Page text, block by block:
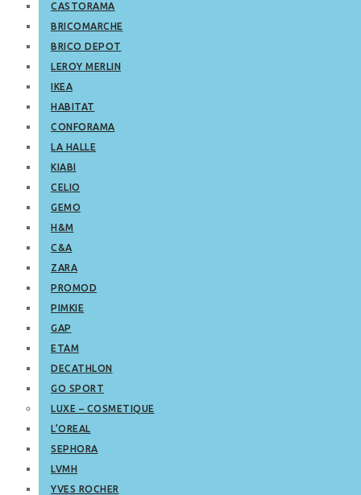
CASTORAMA
BRICOMARCHE
BRICO DEPOT
LEROY MERLIN
IKEA
HABITAT
CONFORAMA
LA HALLE
KIABI
CELIO
GEMO
H&M
C&A
ZARA
PROMOD
PIMKIE
GAP
ETAM
DECATHLON
GO SPORT
LUXE – COSMETIQUE
L’OREAL
SEPHORA
LVMH
YVES ROCHER